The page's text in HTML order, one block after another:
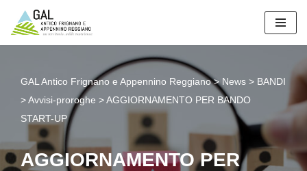
Vai
GAL Antico Frignano e Appennino Reggiano> News > BANDI
>Avvisi-proroghe >AGGIORNAMENTO PER BANDO
START-UP
AGGIORNAMENTO PER